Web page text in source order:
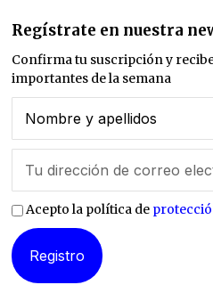
Regístrate en nuestra
Confirma tu suscripción y
importantes de la semana
Acepto la política de